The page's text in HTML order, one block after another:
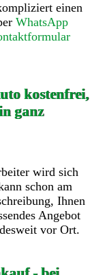
einen
WhatsApp
kostenfrei,
ganz
wird sich
schon am
Ihnen
Angebot
vor Ort.